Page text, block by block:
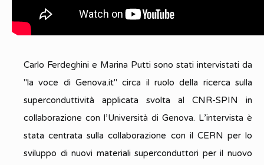
Carlo Ferdeghini e Marina Putti sono stati intervistati da
"la voce di Genova.it" circa il ruolo della ricerca sulla
superconduttività applicata svolta al CNR-SPIN in
collaborazione con l’Università di Genova. L’intervista è
stata centrata sulla collaborazione con il CERN per lo
sviluppo di nuovi materiali superconduttori per il nuovo